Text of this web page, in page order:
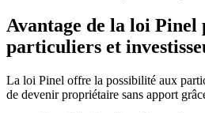
Avantage de la loi Pinel
particuliers et
La loi Pinel offre la possibilité aux
de devenir propriétaire sans apport